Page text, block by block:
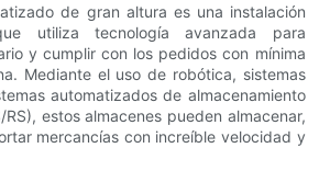
de gran altura es una instalación
utiliza tecnología avanzada para
y cumplir con los pedidos con mínima
Mediante el uso de robótica, sistemas
automatizados de almacenamiento
estos almacenes pueden almacenar,
mercancías con increíble velocidad y